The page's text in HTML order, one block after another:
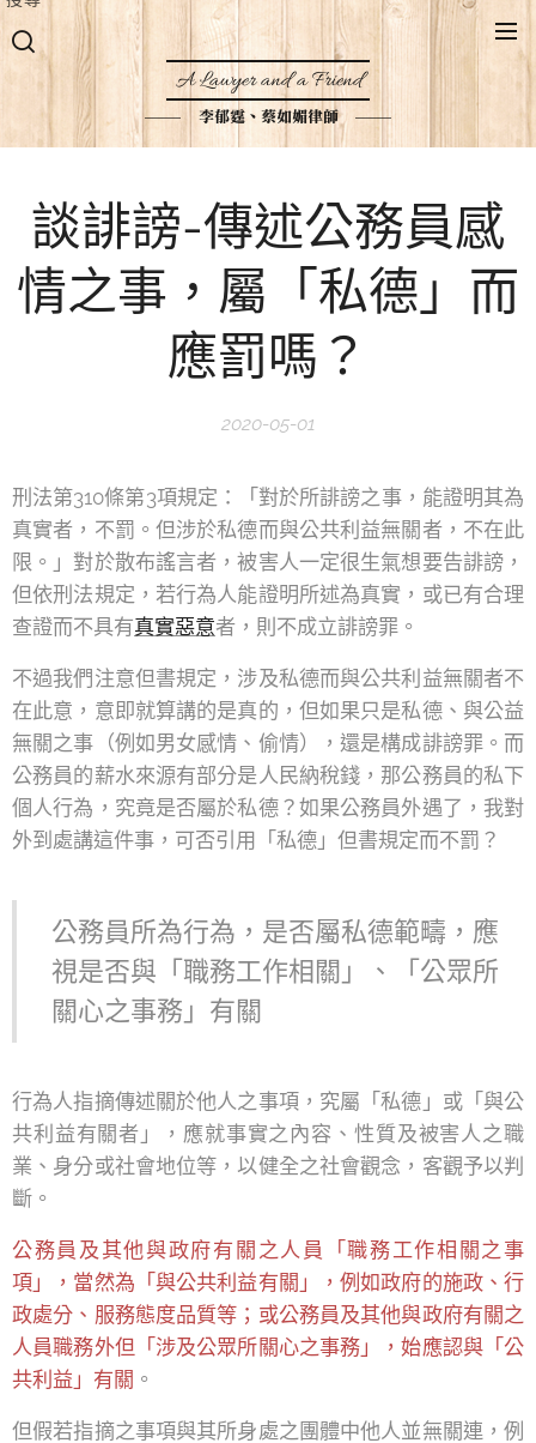
A Lawyer and a Friend
李郁霆、蔡如媚律師
談誹謗-傳述公務員感
情之事，屬「私德」而
應罰嗎？
2020-05-01
刑法第310條第3項規定：「對於所誹謗之事，能證明其為
真實者，不罰。但涉於私德而與公共利益無關者，不在此
限。」對於散布謠言者，被害人一定很生氣想要告誹謗，
但依刑法規定，若行為人能證明所述為真實，或已有合理
查證而不具有真實惡意者，則不成立誹謗罪。
不過我們注意但書規定，涉及私德而與公共利益無關者不
在此意，意即就算講的是真的，但如果只是私德、與公益
無關之事（例如男女感情、偷情），還是構成誹謗罪。而
公務員的薪水來源有部分是人民納稅錢，那公務員的私下
個人行為，究竟是否屬於私德？如果公務員外遇了，我對
外到處講這件事，可否引用「私德」但書規定而不罰？
公務員所為行為，是否屬私德範疇，應
視是否與「職務工作相關」、「公眾所
關心之事務」有關
行為人指摘傳述關於他人之事項，究屬「私德」或「與公
共利益有關者」，應就事實之內容、性質及被害人之職
業、身分或社會地位等，以健全之社會觀念，客觀予以判
斷。
公務員及其他與政府有關之人員「職務工作相關之事
項」，當然為「與公共利益有關」，例如政府的施政、行
政處分、服務態度品質等；或公務員及其他與政府有關之
人員職務外但「涉及公眾所關心之事務」，始應認與「公
共利益」有關 。
但假若指摘之事項與其所身處之團體中他人並無關連，例